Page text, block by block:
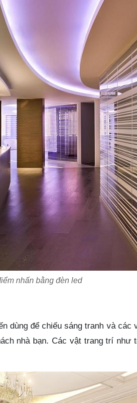
nhấn bằng đèn led
dùng để chiếu sáng tranh và
nhà bạn. Các vật trang trí